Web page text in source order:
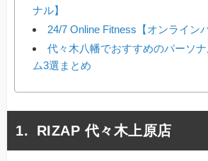
ナル】
24/7 Online Fitness【オンライン
代々木八幡でおすすめのパーソ
ム3選まとめ
RIZAP 代々木上原店